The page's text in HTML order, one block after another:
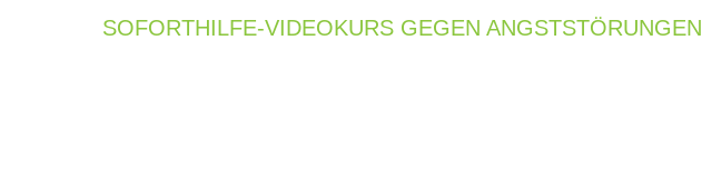
SOFORTHILFE-VIDEOKURS GEGEN ANGSTSTÖRUNGEN